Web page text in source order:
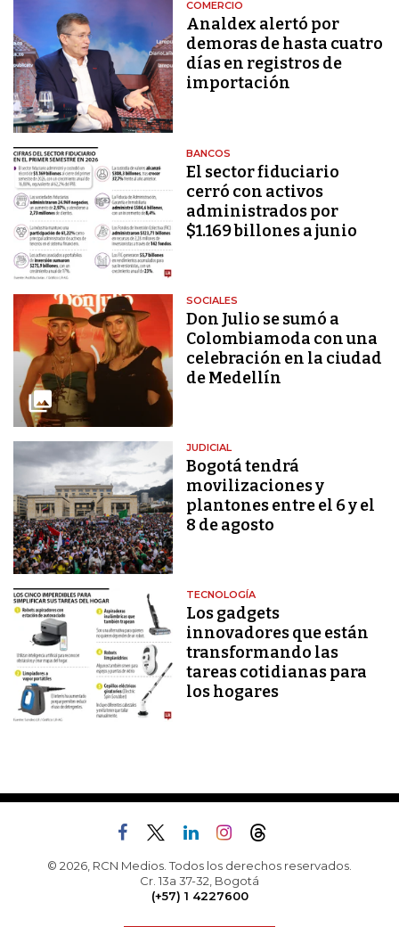
COMERCIO
Analdex alertó por
demoras de hasta cuatro
días en registros de
importación
BANCOS
El sector fiduciario
cerró con activos
administrados por
$1.169 billones a junio
SOCIALES
Don Julio se sumó a
Colombiamoda con una
celebración en la ciudad
de Medellín
JUDICIAL
Bogotá tendrá
movilizaciones y
plantones entre el 6 y el
8 de agosto
TECNOLOGÍA
Los gadgets
innovadores que están
transformando las
tareas cotidianas para
los hogares
© 2026, RCN Medios. Todos los derechos reservados.
Cr. 13a 37-32, Bogotá
(+57) 1 4227600